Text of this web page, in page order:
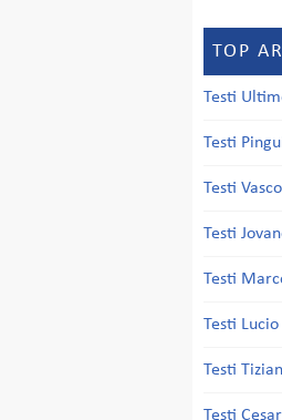
TOP
Testi
Testi
Testi
Testi
Testi
Testi
Testi
Testi